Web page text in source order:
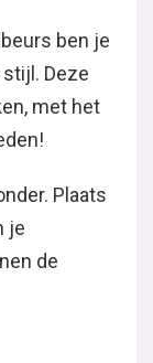
ben je
Deze
met het
Plaats
je
de